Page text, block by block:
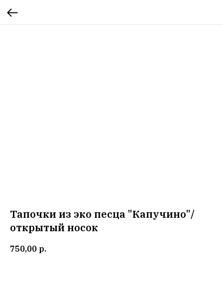
Тапочки из эко песца "Капучино"/
открытый носок
750,00 р.